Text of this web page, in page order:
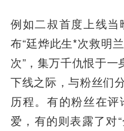
例如二叔首度上线
布“廷烨此生*次救明
次”，集万千仇恨于一
下线之际，与粉丝们
历程。有的粉丝在
爱，有的则表露了对